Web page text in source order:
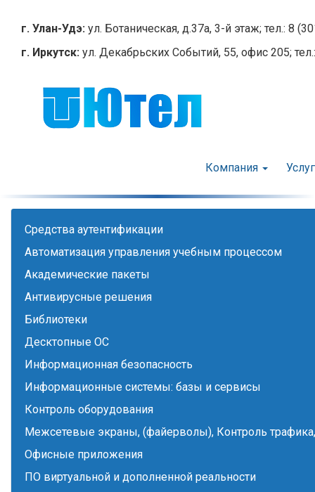
содержанию
г. Улан-Удэ: ул. Ботаническая, д.37а, 3-й этаж; тел.: 8
г. Иркутск: ул. Декабрьских Событий, 55, офис 205;
Компания
Cредства аутентификации
Автоматизация управления учебным процессом
Академические пакеты
Антивирусные решения
Библиотеки
Десктопные ОС
Информационная безопасность
Информационные системы: базы и сервисы
Контроль оборудования
Межсетевые экраны, (файерволы), Контроль
Офисные приложения
ПО виртуальной и дополненной реальности